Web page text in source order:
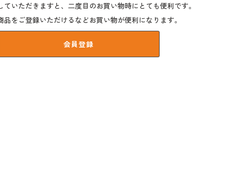
ていただきますと、二度目のお買い物時にとても便利です。
品をご登録いただけるなどお買い物が便利になります。
会員登録